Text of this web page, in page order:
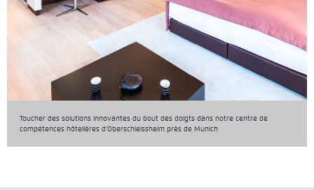
Toucher des solutions innovantes du bout des doigts dans notre centre de
compétences hôtelières d’Oberschleissheim près de Munich